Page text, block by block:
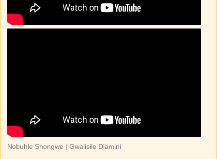
Nobuhle Shongwe | Gwalisile Dlamini